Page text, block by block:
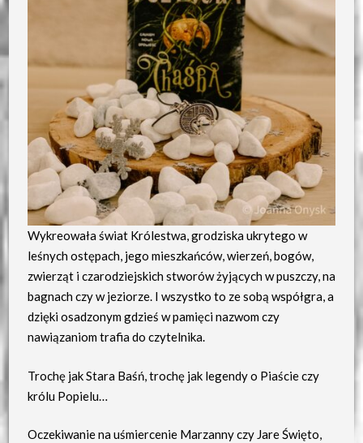
Wykreowała świat Królestwa, grodziska ukrytego w
leśnych ostępach, jego mieszkańców, wierzeń, bogów,
zwierząt i czarodziejskich stworów żyjących w puszczy, na
bagnach czy w jeziorze. I wszystko to ze sobą współgra, a
dzięki osadzonym gdzieś w pamięci nazwom czy
nawiązaniom trafia do czytelnika.
Trochę jak Stara Baśń, trochę jak legendy o Piaście czy
królu Popielu…
Oczekiwanie na uśmiercenie Marzanny czy Jare Święto,